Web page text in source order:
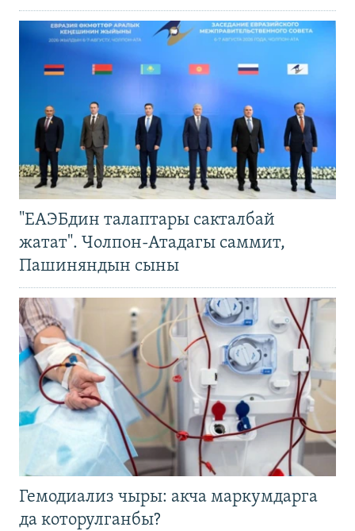
"ЕАЭБдин талаптары сакталбай
жатат". Чолпон-Атадагы саммит,
Пашиняндын сыны
Гемодиализ чыры: акча маркумдарга
да которулганбы?